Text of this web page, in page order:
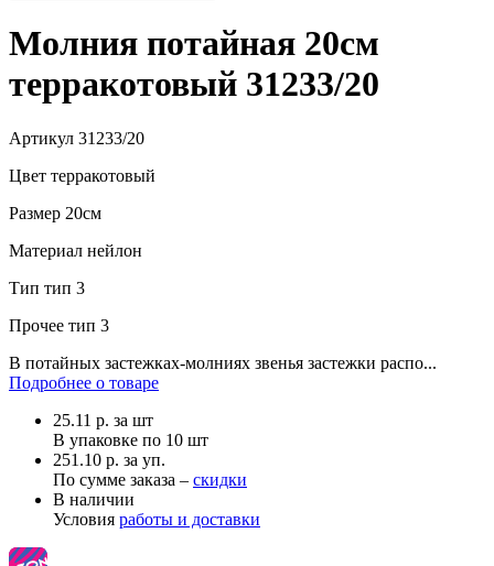
Молния потайная 20см
терракотовый 31233/20
Артикул 31233/20
Цвет терракотовый
Размер 20см
Материал нейлон
Тип тип 3
Прочее тип 3
В потайных застежках-молниях звенья застежки распо...
Подробнее о товаре
25.11 р. за шт
В упаковке по 10 шт
251.10 р. за уп.
По сумме заказа – скидки
В наличии
Условия работы и доставки